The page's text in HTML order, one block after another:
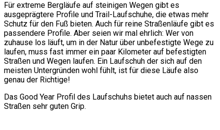
Für extreme Bergläufe auf steinigen Wegen gibt es
ausgeprägtere Profile und Trail-Laufschuhe, die etwas mehr
Schutz für den Fuß bieten. Auch für reine Straßenläufe gibt es
passendere Profile. Aber seien wir mal ehrlich: Wer von
zuhause los läuft, um in der Natur über unbefestigte Wege zu
laufen, muss fast immer ein paar Kilometer auf befestigten
Straßen und Wegen laufen. Ein Laufschuh der sich auf den
meisten Untergründen wohl fühlt, ist für diese Läufe also
genau der Richtige!
Das Good Year Profil des Laufschuhs bietet auch auf nassen
Straßen sehr guten Grip.